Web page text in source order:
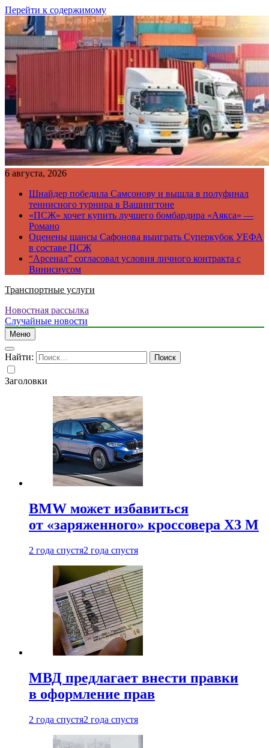
Перейти к содержимому
6 августа, 2026
Шнайдер победила Самсонову и вышла в полуфинал
теннисного турнира в Вашингтоне
«ПСЖ» хочет купить лучшего бомбардира «Аякса» —
Романо
Оценены шансы Сафонова выиграть Суперкубок УЕФА
в составе ПСЖ
“Арсенал” согласовал условия личного контракта с
Винисиусом
Транспортные услуги
Новостная рассылка
Случайные новости
Меню
Найти:
Заголовки
BMW может избавиться
от «заряженного» кроссовера X3 M
2 года спустя2 года спустя
МВД предлагает внести правки
в оформление прав
2 года спустя2 года спустя